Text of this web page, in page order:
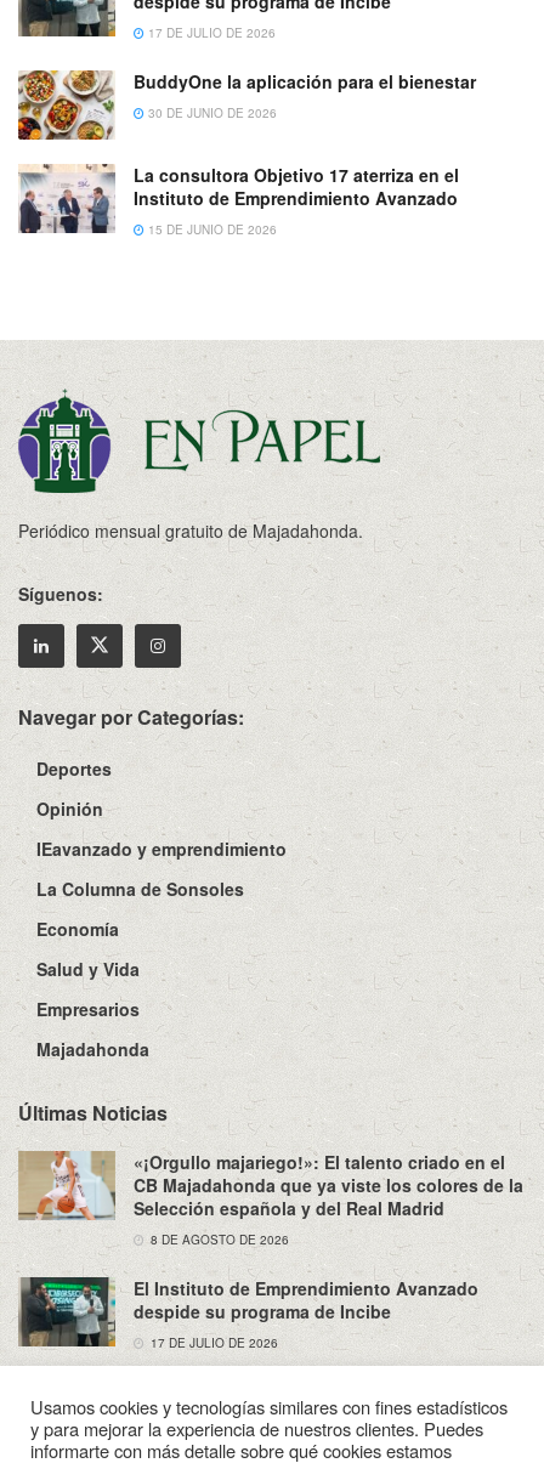
17 DE JULIO DE 2026
BuddyOne la aplicación para el bienestar
30 DE JUNIO DE 2026
La consultora Objetivo 17 aterriza en el
Instituto de Emprendimiento Avanzado
15 DE JUNIO DE 2026
Periódico mensual gratuito de Majadahonda.
Síguenos:
Navegar por Categorías:
Deportes
Opinión
IEavanzado y emprendimiento
La Columna de Sonsoles
Economía
Salud y Vida
Empresarios
Majadahonda
Últimas Noticias
«¡Orgullo majariego!»: El talento criado en el
CB Majadahonda que ya viste los colores de la
Selección española y del Real Madrid
8 DE AGOSTO DE 2026
El Instituto de Emprendimiento Avanzado
despide su programa de Incibe
17 DE JULIO DE 2026
Usamos cookies y tecnologías similares con fines estadísticos
y para mejorar la experiencia de nuestros clientes. Puedes
informarte con más detalle sobre qué cookies estamos